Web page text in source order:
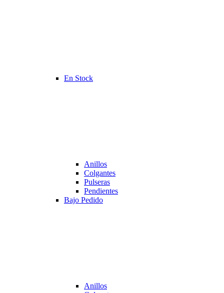
En Stock
Anillos
Colgantes
Pulseras
Pendientes
Bajo Pedido
Anillos